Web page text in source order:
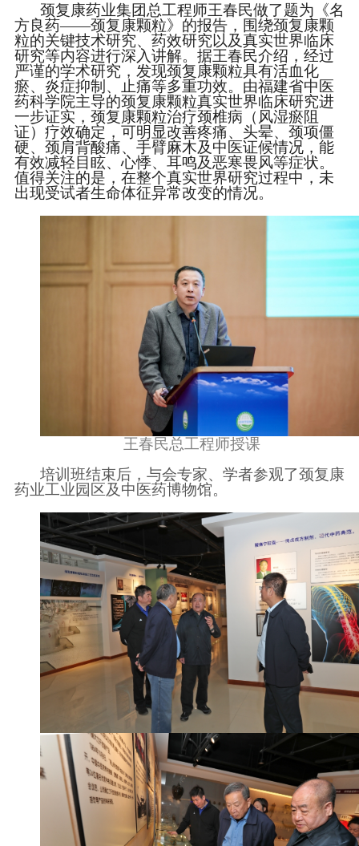
颈复康药业集团总工程师王春民做了题为《名
方良药——颈复康颗粒》的报告，围绕颈复康颗
粒的关键技术研究、药效研究以及真实世界临床
研究等内容进行深入讲解。据王春民介绍，经过
严谨的学术研究，发现颈复康颗粒具有活血化
瘀、炎症抑制、止痛等多重功效。由福建省中医
药科学院主导的颈复康颗粒真实世界临床研究进
一步证实，颈复康颗粒治疗颈椎病（风湿瘀阻
证）疗效确定，可明显改善疼痛、头晕、颈项僵
硬、颈肩背酸痛、手臂麻木及中医证候情况，能
有效减轻目眩、心悸、耳鸣及恶寒畏风等症状。
值得关注的是，在整个真实世界研究过程中，未
出现受试者生命体征异常改变的情况。
王春民总工程师授课
培训班结束后，与会专家、学者参观了颈复康
药业工业园区及中医药博物馆。